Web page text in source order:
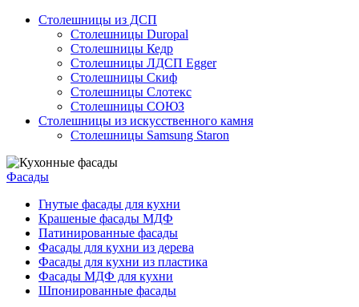
Столешницы из ДСП
Столешницы Duropal
Столешницы Кедр
Столешницы ЛДСП Egger
Столешницы Скиф
Столешницы Слотекс
Столешницы СОЮЗ
Столешницы из искусственного камня
Столешницы Samsung Staron
Фасады
Гнутые фасады для кухни
Крашеные фасады МДФ
Патинированные фасады
Фасады для кухни из дерева
Фасады для кухни из пластика
Фасады МДФ для кухни
Шпонированные фасады